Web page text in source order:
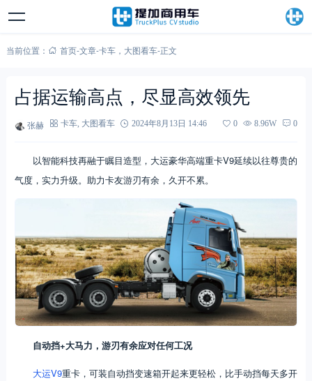
当前位置： 首页-文章-卡车， 大图看车-正文
占据运输高点，尽显高效领先
张赫 卡车, 大图看车 2024年8月13日 14:46 0 8.96W 0
以智能科技再融于瞩目造型，大运豪华高端重卡V9延续以往尊贵的
气度，实力升级。助力卡友游刃有余，久开不累。
自动挡+大马力，游刃有余应对任何工况
大运V9重卡，可装自动挡变速箱开起来更轻松，比手动挡每天多开